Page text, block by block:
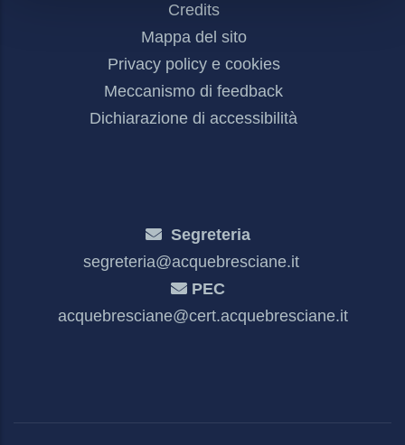
Credits
Mappa del sito
Privacy policy e cookies
Meccanismo di feedback
Dichiarazione di accessibilità
Segreteria
segreteria@acquebresciane.it
PEC
acquebresciane@cert.acquebresciane.it